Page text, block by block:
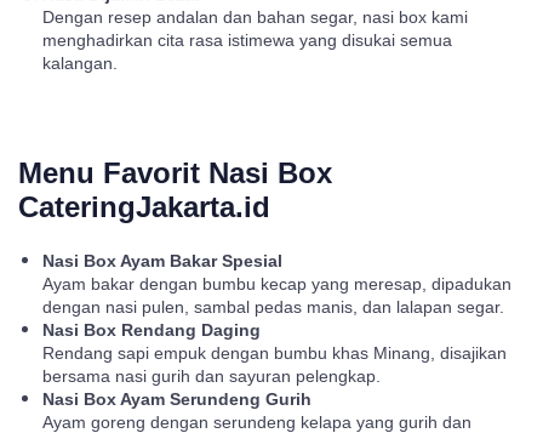
Dengan resep andalan dan bahan segar, nasi box kami
menghadirkan cita rasa istimewa yang disukai semua
kalangan.
Menu Favorit Nasi Box
CateringJakarta.id
Nasi Box Ayam Bakar Spesial
Ayam bakar dengan bumbu kecap yang meresap, dipadukan
dengan nasi pulen, sambal pedas manis, dan lalapan segar.
Nasi Box Rendang Daging
Rendang sapi empuk dengan bumbu khas Minang, disajikan
bersama nasi gurih dan sayuran pelengkap.
Nasi Box Ayam Serundeng Gurih
Ayam goreng dengan serundeng kelapa yang gurih dan